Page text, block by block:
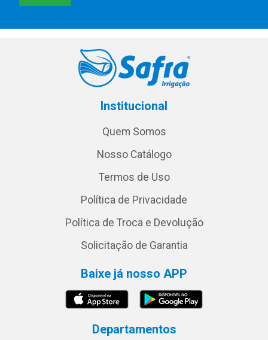
Institucional
Quem Somos
Nosso Catálogo
Termos de Uso
Política de Privacidade
Política de Troca e Devolução
Solicitação de Garantia
Baixe já nosso APP
Departamentos